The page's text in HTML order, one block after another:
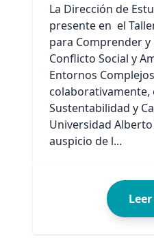
La Dirección de
presente en el
para Comprender y
Conflicto Social y
Entornos
colaborativamente,
Sustentabilidad y
Universidad
auspicio de l...